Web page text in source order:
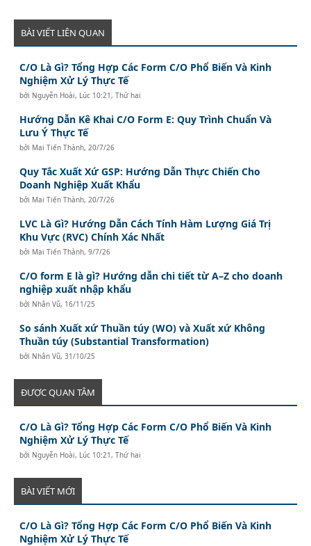
BÀI VIẾT LIÊN QUAN
C/O Là Gì? Tổng Hợp Các Form C/O Phổ Biến Và Kinh
Nghiệm Xử Lý Thực Tế
bởi Nguyễn Hoài, Lúc 10:21, Thứ hai
Hướng Dẫn Kê Khai C/O Form E: Quy Trình Chuẩn Và
Lưu Ý Thực Tế
bởi Mai Tiến Thành, 20/7/26
Quy Tắc Xuất Xứ GSP: Hướng Dẫn Thực Chiến Cho
Doanh Nghiệp Xuất Khẩu
bởi Mai Tiến Thành, 20/7/26
LVC Là Gì? Hướng Dẫn Cách Tính Hàm Lượng Giá Trị
Khu Vực (RVC) Chính Xác Nhất
bởi Mai Tiến Thành,9/7/26
C/O form E là gì? Hướng dẫn chi tiết từ A–Z cho doanh
nghiệp xuất nhập khẩu
bởi Nhân Vũ, 16/11/25
So sánh Xuất xứ Thuần túy (WO) và Xuất xứ Không
Thuần túy (Substantial Transformation)
bởi Nhân Vũ,31/10/25
ĐƯỢC QUAN TÂM
C/O Là Gì? Tổng Hợp Các Form C/O Phổ Biến Và Kinh
Nghiệm Xử Lý Thực Tế
bởi Nguyễn Hoài, Lúc 10:21, Thứ hai
BÀI VIẾT MỚI
C/O Là Gì? Tổng Hợp Các Form C/O Phổ Biến Và Kinh
Nghiệm Xử Lý Thực Tế